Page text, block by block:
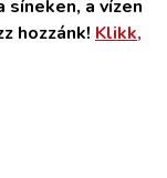
a vízen
hozzánk! Klikk,